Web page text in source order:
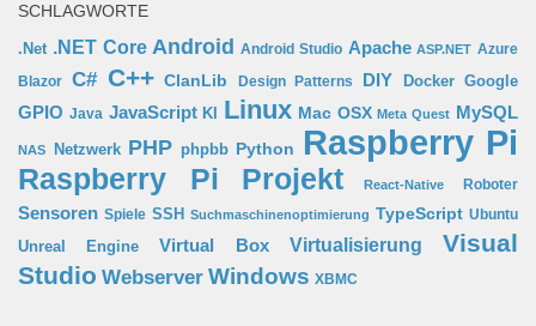
SCHLAGWORTE
.Net .NET Core Android Android Studio Apache ASP.NET Azure
Blazor C# C++ ClanLib Design Patterns DIY Docker Google
GPIO Java JavaScript KI Linux Mac OSX Meta Quest MySQL
NAS Netzwerk PHP phpbb Python Raspberry Pi
Raspberry Pi Projekt React-Native Roboter
Sensoren Spiele SSH Suchmaschinenoptimierung TypeScript Ubuntu
Unreal Engine
Virtual Box Virtualisierung
Visual
Studio Webserver Windows XBMC